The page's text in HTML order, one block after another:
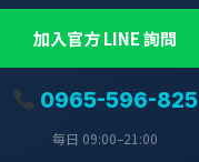
加入官方 LINE 詢問
0965-596-825
每日 09:00–21:00